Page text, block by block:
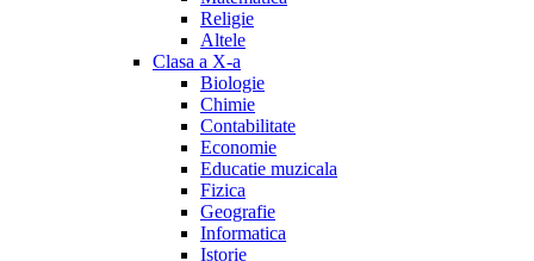
Religie
Altele
Clasa a X-a
Biologie
Chimie
Contabilitate
Economie
Educatie muzicala
Fizica
Geografie
Informatica
Istorie